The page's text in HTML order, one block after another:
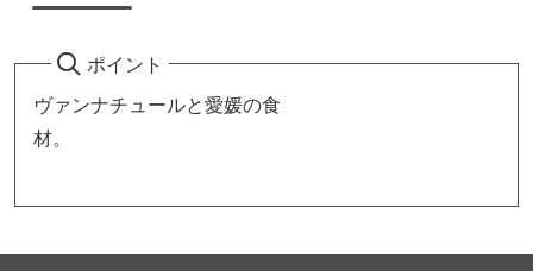
ポイント
ヴァンナチュールと愛媛の食
材。